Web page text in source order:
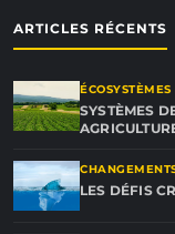
ARTICLES RÉCENTS
SYSTÈMES
LES DÉFIS